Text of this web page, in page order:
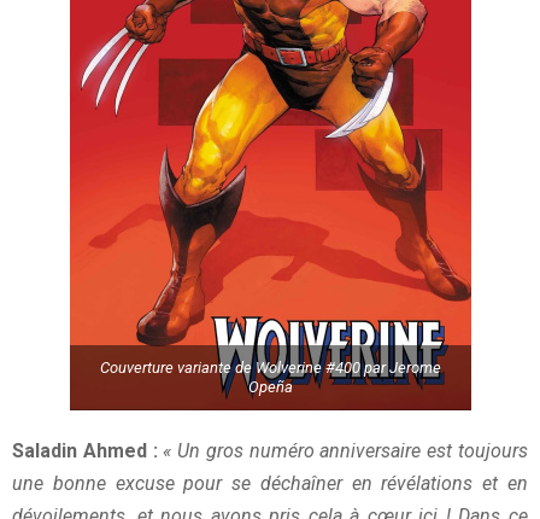
Couverture variante de Wolverine #400 par Jerome
Opeña
Saladin Ahmed : « Un gros numéro anniversaire est toujours
une bonne excuse pour se déchaîner en révélations et en